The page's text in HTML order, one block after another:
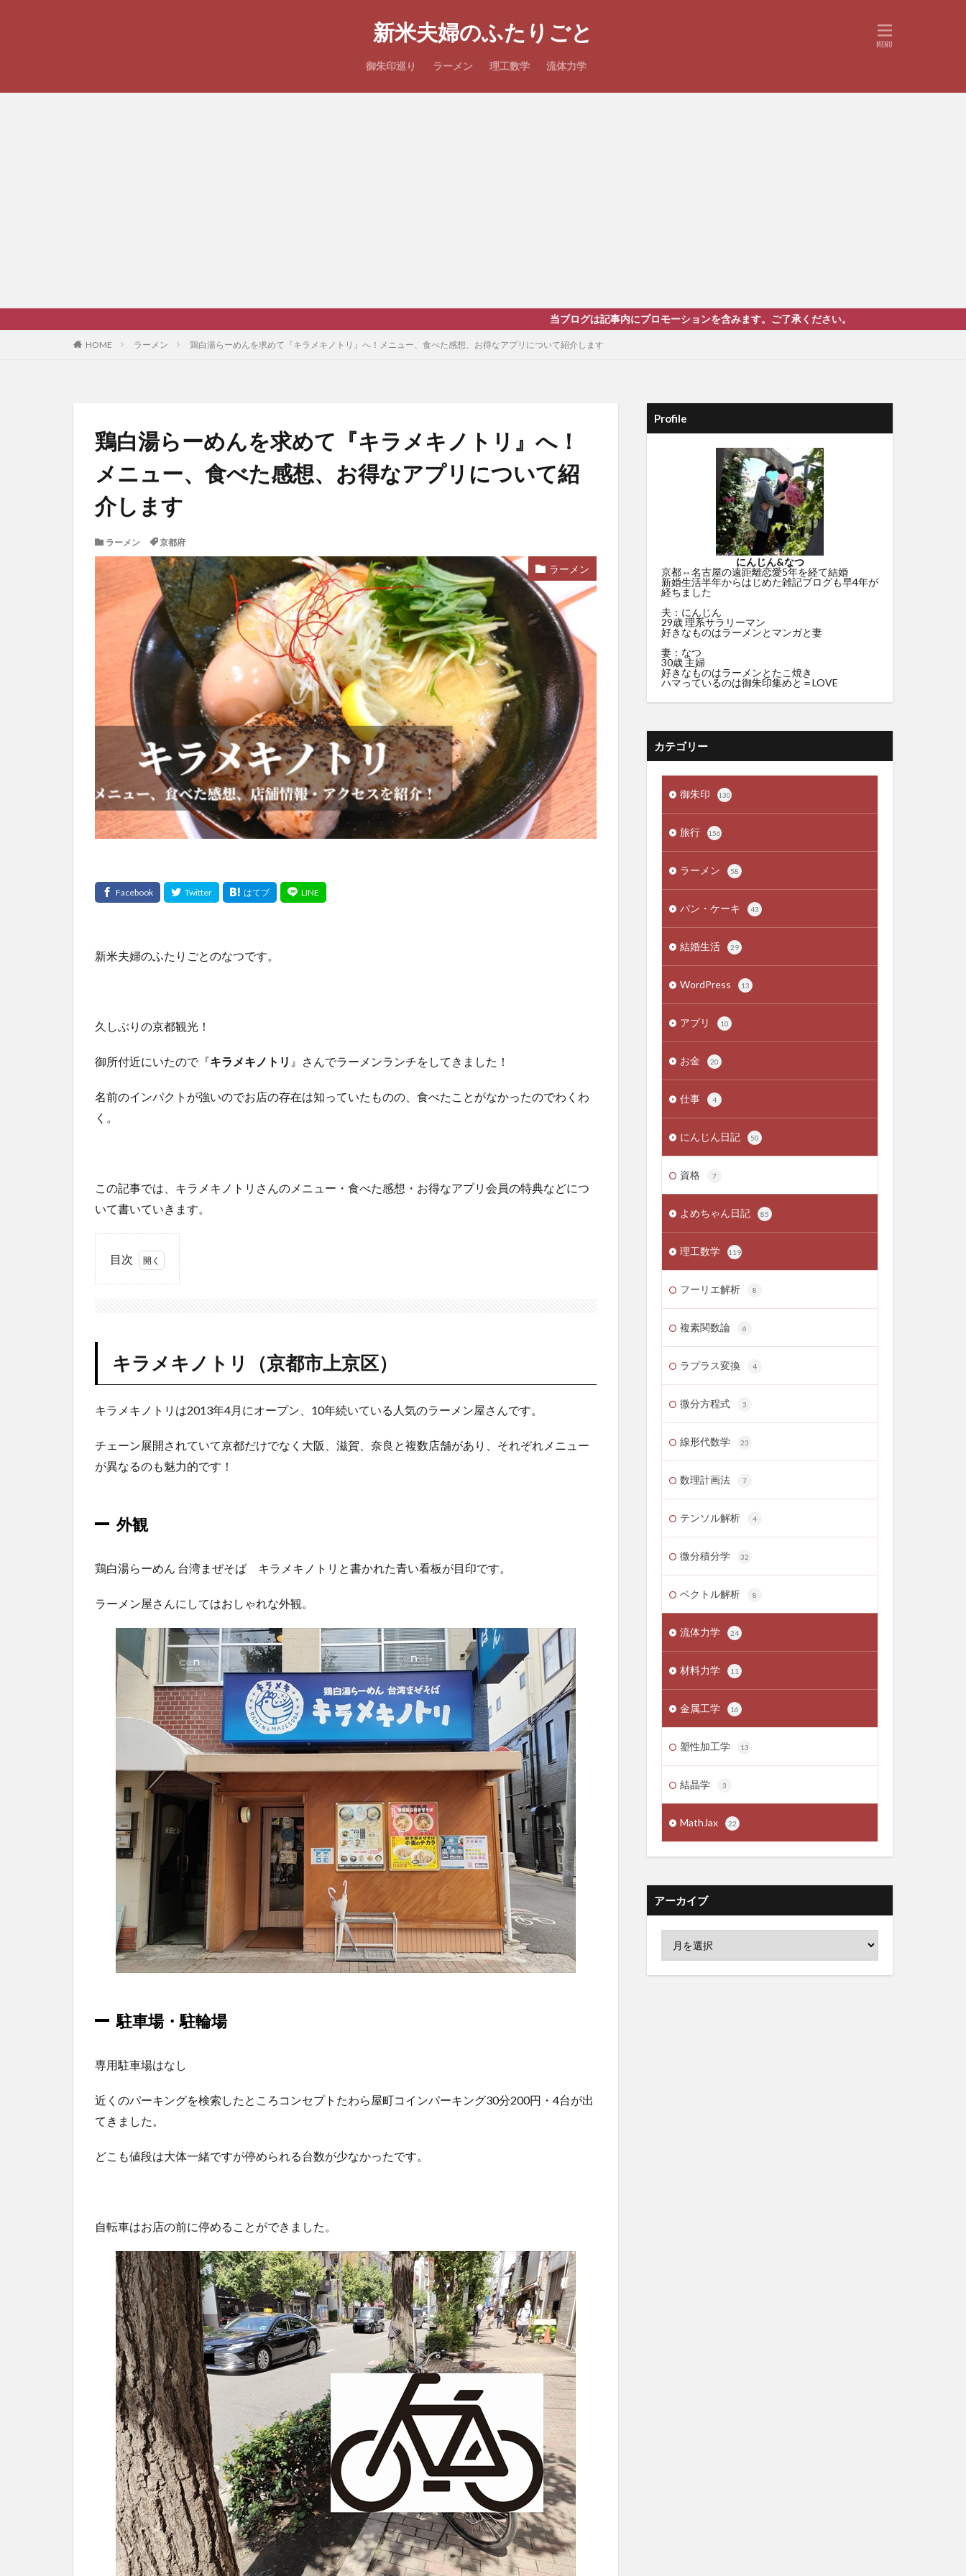
新米夫婦のふたりごと
御朱印巡り ラーメン 理工数学 流体力学
当ブログは記事内にプロモーションを含みます。ご了承ください。
HOME ラーメン 鶏白湯らーめんを求めて『キラメキノトリ』へ！メニュー、食べた感想、お得なアプリについて紹介します
鶏白湯らーめんを求めて『キラメキノトリ』へ！
メニュー、食べた感想、お得なアプリについて紹
介します
ラーメン 京都府
ラーメン
新米夫婦のふたりごとのなつです。
久しぶりの京都観光！
御所付近にいたので『キラメキノトリ 』さんでラーメンランチをしてきました！
名前のインパクトが強いのでお店の存在は知っていたものの、食べたことがなかったのでわくわ
く。
この記事では、キラメキノトリさんのメニュー・食べた感想・お得なアプリ会員の特典などにつ
いて書いていきます。
目次
（京
都市
上京
外観
1.2
駐輪
場
店内
子
2
ニ
ュ
ー
2.1
2.2
トッ
ピン
グ
2.3
セッ
3
食
べ
た
感
3.1
ラメ
（鶏
白湯
らー
醤
キラ
（鶏
白湯
らー
めん
塩）
3.3
キラ
メキ
の豚
丼
4
お得
なア
プリ
会員
にな
りま
し
た！
キラメキノトリ（京都市上京区）
キラメキノトリは2013年4月にオープン、10年続いている人気のラーメン屋さんです。
チェーン展開されていて京都だけでなく大阪、滋賀、奈良と複数店舗があり、それぞれメニュー
が異なるのも魅力的です！
外観
鶏白湯らーめん 台湾まぜそば キラメキノトリと書かれた青い看板が目印です。
ラーメン屋さんにしてはおしゃれな外観。
駐車場・駐輪場
専用駐車場はなし
近くのパーキングを検索したところコンセプトたわら屋町コインパーキング30分200円・4台が出
てきました。
どこも値段は大体一緒ですが停められる台数が少なかったです。
自転車はお店の前に停めることができました。
Profile
にんじん&なつ
京都⇔名古屋の遠距離恋愛5年を経て結婚
新婚生活半年からはじめた雑記ブログも早4年が
経ちました
夫：にんじん
29歳 理系サラリーマン
好きなものはラーメンとマンガと妻
妻：なつ
30歳 主婦
好きなものはラーメンとたこ焼き
ハマっているのは御朱印集めと＝LOVE
カテゴリー
御朱印 130
旅行 156
ラーメン 58
パン・ケーキ 43
結婚生活 29
WordPress 13
アプリ 10
お金 20
仕事 4
にんじん日記 50
資格 7
よめちゃん日記 85
理工数学 119
フーリエ解析 8
複素関数論 6
ラプラス変換 4
微分方程式 3
線形代数学 23
数理計画法 7
テンソル解析 4
微分積分学 32
ベクトル解析 8
流体力学 24
材料力学 11
金属工学 16
塑性加工学 13
結晶学 3
MathJax 22
アーカイブ